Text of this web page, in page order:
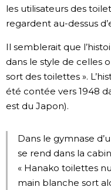
les utilisateurs des
regardent au-dessus
Il semblerait que
dans le style de celles
sort des toilettes ».
été contée vers 1948
est du Japon).
Dans le gymnase
se rend dans la
« Hanako toilettes
main blanche sort